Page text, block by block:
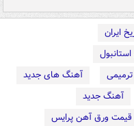
ایران
آهنگ های جدید
آهنگ جدید
قیمت ورق آهن پرایس